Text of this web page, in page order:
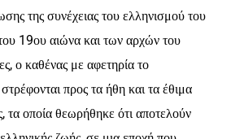
της συνέχειας του ελληνισμού του
19ου αιώνα και των αρχών του
ο καθένας με αφετηρία το
προς τα ήθη και τα έθιμα
τα οποία θεωρήθηκε ότι αποτελούν